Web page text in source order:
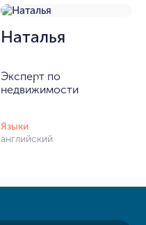
Наталья
Эксперт по
недвижимости
Языки
английский